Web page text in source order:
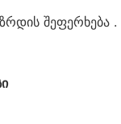
შეფერხება .